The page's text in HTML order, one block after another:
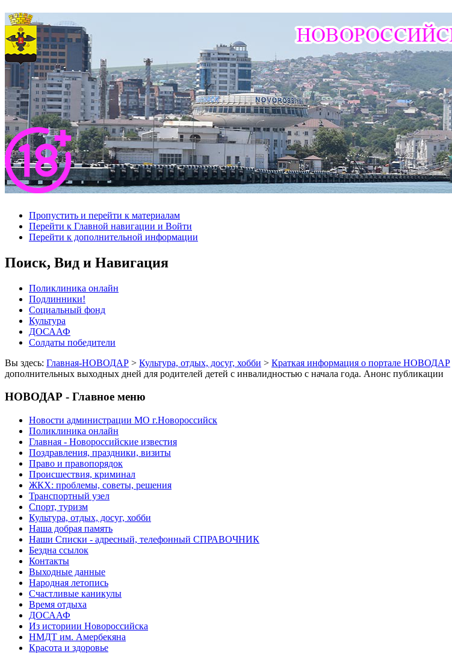
Пропустить и перейти к материалам
Перейти к Главной навигации и Войти
Перейти к дополнительной информации
Поиск, Вид и Навигация
Поликлиника онлайн
Подлинники!
Социальный фонд
Культура
ДОСААФ
Солдаты победители
Вы здесь: Главная-НОВОДАР > Культура, отдых, досуг, хобби > Краткая информация о портале НОВОДАР
дополнительных выходных дней для родителей детей с инвалидностью с начала года. Анонс публикации
НОВОДАР - Главное меню
Новости администрации МО г.Новороссийск
Поликлиника онлайн
Главная - Новороссийские известия
Поздравления, праздники, визиты
Право и правопорядок
Происшествия, криминал
ЖКХ: проблемы, советы, решения
Транспортный узел
Спорт, туризм
Культура, отдых, досуг, хобби
Наша добрая память
Наши Списки - адресный, телефонный СПРАВОЧНИК
Бездна ссылок
Контакты
Выходные данные
Народная летопись
Счастливые каникулы
Время отдыха
ДОСААФ
Из историии Новороссийска
НМДТ им. Амербекяна
Красота и здоровье